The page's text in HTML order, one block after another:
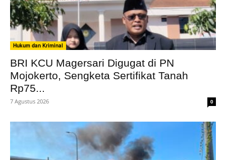
Hukum dan Kriminal
BRI KCU Magersari Digugat di PN
Mojokerto, Sengketa Sertifikat Tanah
Rp75...
7 Agustus 2026 0